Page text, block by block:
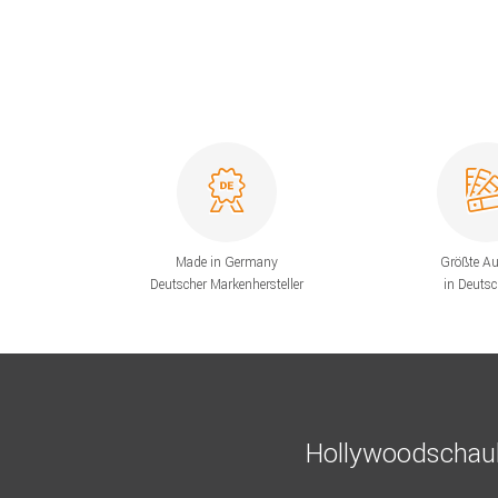
Made in Germany
Deutscher Markenhersteller
Größte
in